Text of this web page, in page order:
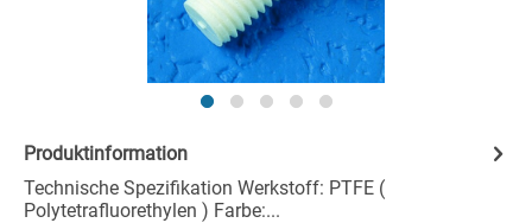
Produktinformation
Technische Spezifikation Werkstoff: PTFE (
Polytetrafluorethylen ) Farbe:...